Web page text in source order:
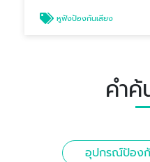
หูฟังป้องกันเสียง
คำ
อุปกรณ์ป้องกั